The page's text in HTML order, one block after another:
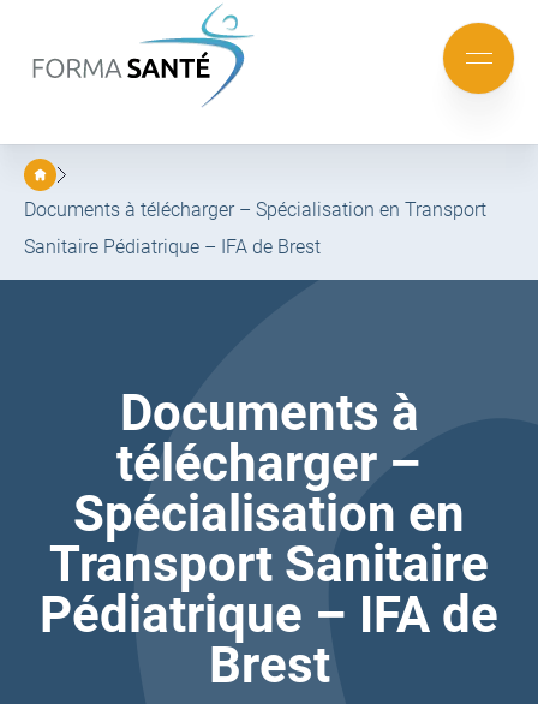
au
menu
au
contenu
Mobile
menu
Documents à télécharger – Spécialisation en Transport
Sanitaire Pédiatrique – IFA de Brest
Documents à
télécharger –
Spécialisation en
Transport Sanitaire
Pédiatrique – IFA de
Brest